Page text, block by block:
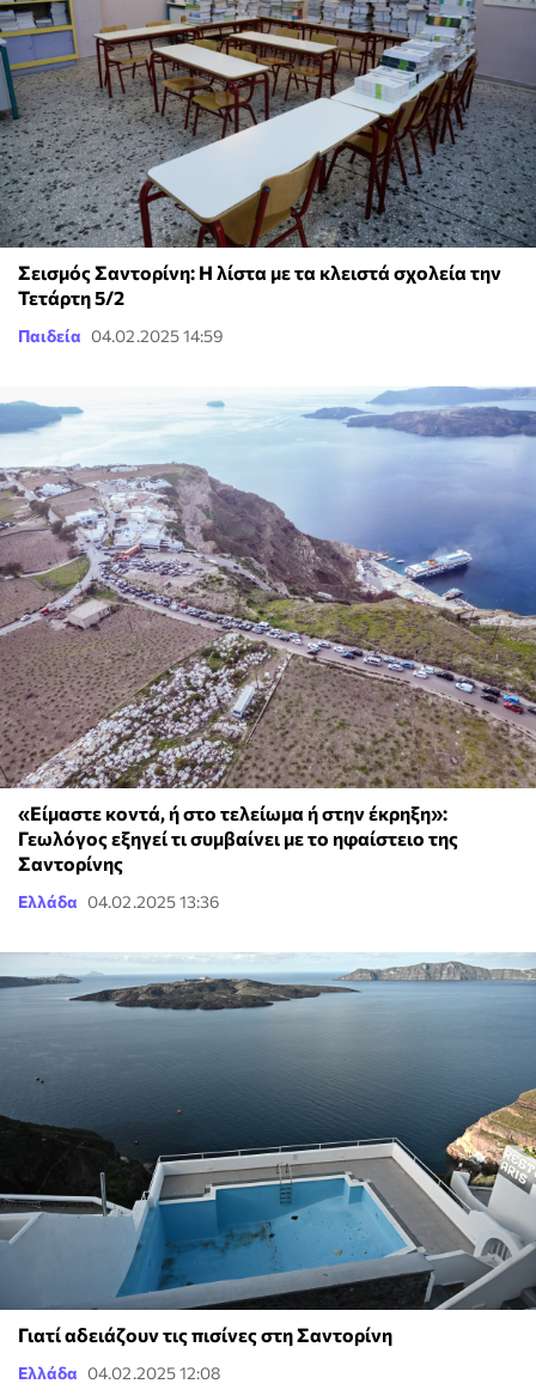
Σεισμός Σαντορίνη: Η λίστα με τα κλειστά σχολεία την
Τετάρτη 5/2
Παιδεία 04.02.2025 14:59
«Είμαστε κοντά, ή στο τελείωμα ή στην έκρηξη»:
Γεωλόγος εξηγεί τι συμβαίνει με το ηφαίστειο της
Σαντορίνης
Ελλάδα 04.02.2025 13:36
Γιατί αδειάζουν τις πισίνες στη Σαντορίνη
Ελλάδα 04.02.2025 12:08